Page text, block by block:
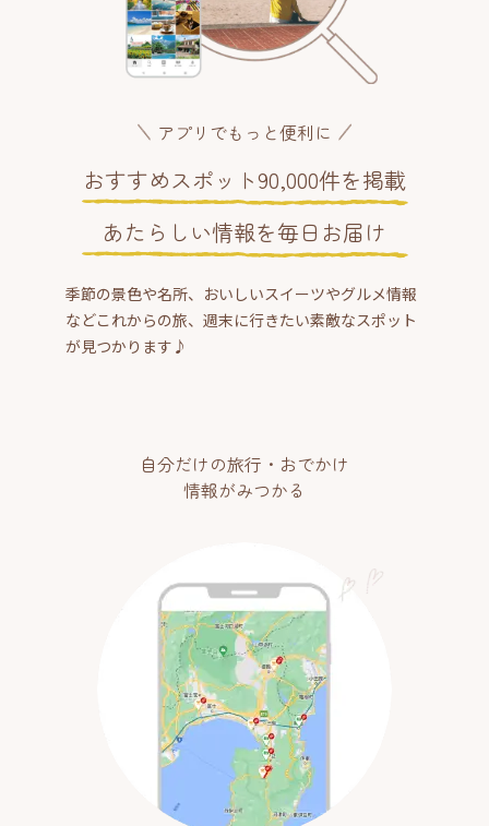
アプリでもっと便利に
おすすめスポット90,000件を掲載
あたらしい情報を毎日お届け
季節の景色や名所、おいしいスイーツやグルメ情報
などこれからの旅、週末に行きたい素敵なスポット
が見つかります♪
自分だけの旅行・おでかけ
情報がみつかる